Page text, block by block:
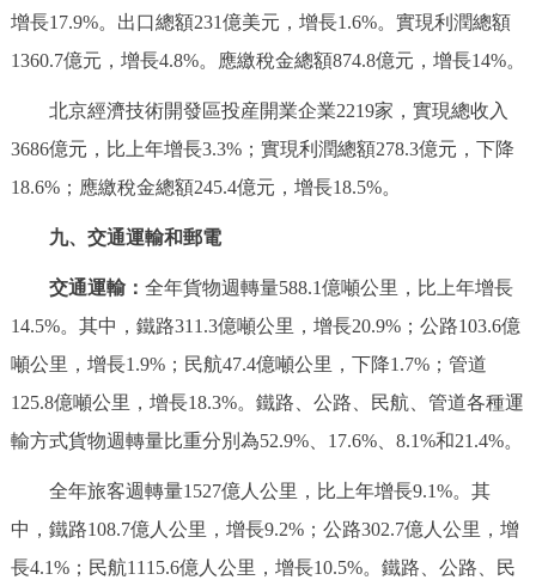
增長17.9%。出口總額231億美元，增長1.6%。實現利潤總額
1360.7億元，增長4.8%。應繳稅金總額874.8億元，增長14%。
北京經濟技術開發區投産開業企業2219家，實現總收入
3686億元，比上年增長3.3%；實現利潤總額278.3億元，下降
18.6%；應繳稅金總額245.4億元，增長18.5%。
九、交通運輸和郵電
交通運輸： 全年貨物週轉量588.1億噸公里，比上年增長
14.5%。其中，鐵路311.3億噸公里，增長20.9%；公路103.6億
噸公里，增長1.9%；民航47.4億噸公里，下降1.7%；管道
125.8億噸公里，增長18.3%。鐵路、公路、民航、管道各種運
輸方式貨物週轉量比重分別為52.9%、17.6%、8.1%和21.4%。
全年旅客週轉量1527億人公里，比上年增長9.1%。其
中，鐵路108.7億人公里，增長9.2%；公路302.7億人公里，增
長4.1%；民航1115.6億人公里，增長10.5%。鐵路、公路、民